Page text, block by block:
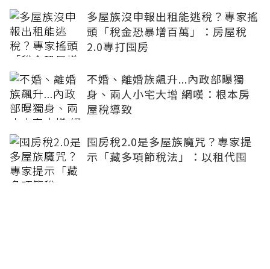
多屋族沒申報出租能逃稅？專家搖
頭「稅金恐暴增百萬」：房屋稅
2.0專打囤房
不婚、離婚族飆升...內政部曝獨
身、兩人小宅大增 網嘆：根本房
屋稅導致
囤房稅2.0是多屋族魔咒？專家提
示「藏多項節稅法」：以租代囤